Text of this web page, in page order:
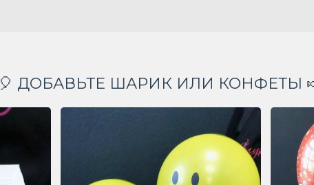
🎈 ДОБАВЬТЕ ШАРИК ИЛИ КОНФЕТЫ